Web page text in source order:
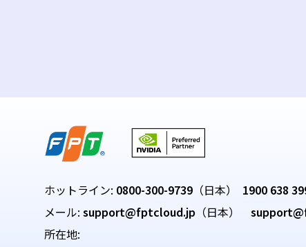
ホットライン: 0800-300-9739 （日本） 1900 638
メール: support@fptcloud.jp （日本）
所在地: